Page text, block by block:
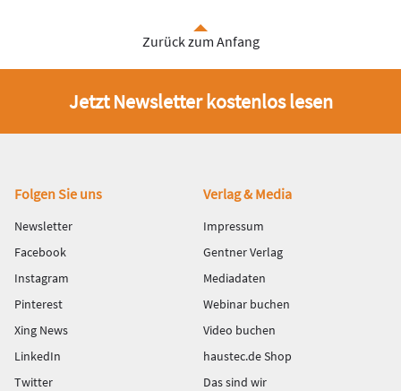
Zurück zum Anfang
Jetzt Newsletter kostenlos lesen
Fußbereich
Folgen Sie uns
Newsletter
Facebook
Instagram
Pinterest
Xing News
LinkedIn
Twitter
Verlag & Media
Impressum
Gentner Verlag
Mediadaten
Webinar buchen
Video buchen
haustec.de Shop
Das sind wir